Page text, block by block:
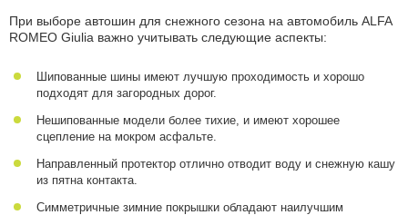
При выборе автошин для снежного сезона на автомобиль ALFA
ROMEO Giulia важно учитывать следующие аспекты:
Шипованные шины имеют лучшую проходимость и хорошо
подходят для загородных дорог.
Нешипованные модели более тихие, и имеют хорошее
сцепление на мокром асфальте.
Направленный протектор отлично отводит воду и снежную кашу
из пятна контакта.
Симметричные зимние покрышки обладают наилучшим